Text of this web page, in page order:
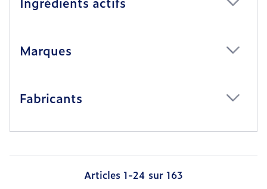
Marques
Fabricants
Articles 1-24 sur 163